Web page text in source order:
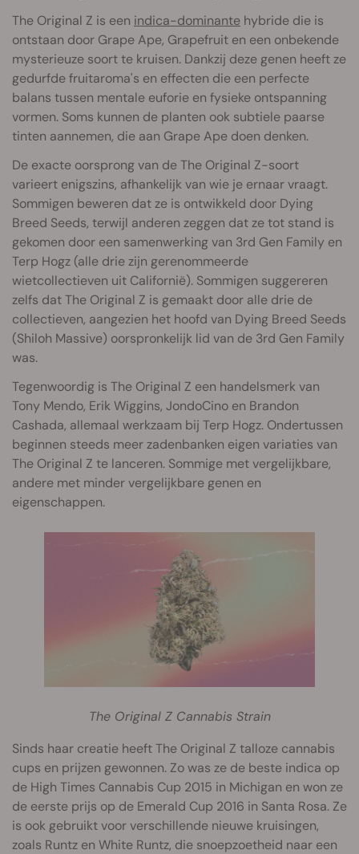
The Original Z is een indica-dominante hybride die is
ontstaan door Grape Ape, Grapefruit en een onbekende
mysterieuze soort te kruisen. Dankzij deze genen heeft ze
gedurfde fruitaroma's en effecten die een perfecte
balans tussen mentale euforie en fysieke ontspanning
vormen. Soms kunnen de planten ook subtiele paarse
tinten aannemen, die aan Grape Ape doen denken.
De exacte oorsprong van de The Original Z-soort
varieert enigszins, afhankelijk van wie je ernaar vraagt.
Sommigen beweren dat ze is ontwikkeld door Dying
Breed Seeds, terwijl anderen zeggen dat ze tot stand is
gekomen door een samenwerking van 3rd Gen Family en
Terp Hogz (alle drie zijn gerenommeerde
wietcollectieven uit Californië). Sommigen suggereren
zelfs dat The Original Z is gemaakt door alle drie de
collectieven, aangezien het hoofd van Dying Breed Seeds
(Shiloh Massive) oorspronkelijk lid van de 3rd Gen Family
was.
Tegenwoordig is The Original Z een handelsmerk van
Tony Mendo, Erik Wiggins, JondoCino en Brandon
Cashada, allemaal werkzaam bij Terp Hogz. Ondertussen
beginnen steeds meer zadenbanken eigen variaties van
The Original Z te lanceren. Sommige met vergelijkbare,
andere met minder vergelijkbare genen en
eigenschappen.
The Original Z Cannabis Strain
Sinds haar creatie heeft The Original Z talloze cannabis
cups en prijzen gewonnen. Zo was ze de beste indica op
de High Times Cannabis Cup 2015 in Michigan en won ze
de eerste prijs op de Emerald Cup 2016 in Santa Rosa. Ze
is ook gebruikt voor verschillende nieuwe kruisingen,
zoals Runtz en White Runtz, die snoepzoetheid naar een